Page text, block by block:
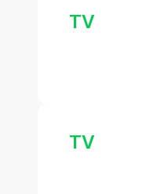
TV
TV